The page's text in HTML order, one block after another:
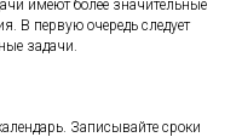
имеют более значительные
В первую очередь следует
задачи.
Записывайте сроки